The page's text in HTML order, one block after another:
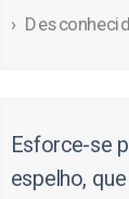
Esforce-se
espelho,